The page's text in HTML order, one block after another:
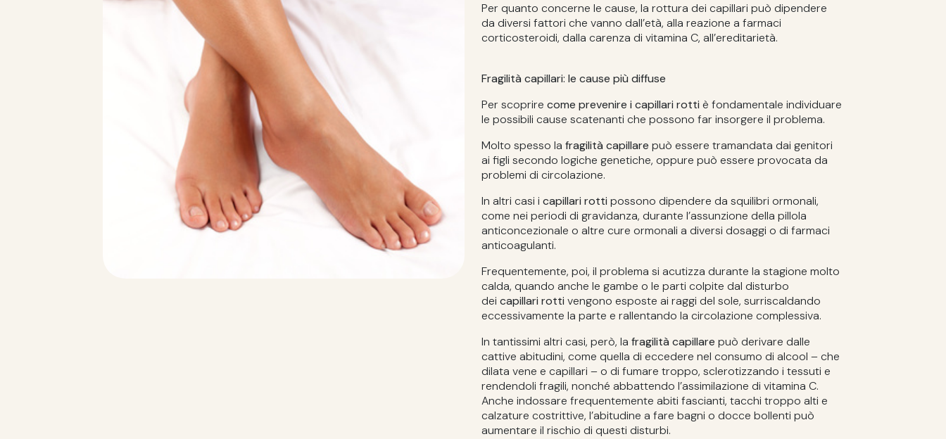
Per quanto concerne le cause, la rottura dei capillari può dipendere
da diversi fattori che vanno dall’età, alla reazione a farmaci
corticosteroidi, dalla carenza di vitamina C, all’ereditarietà.
Fragilità capillari: le cause più diffuse
Per scoprire come prevenire i capillari rotti è fondamentale individuare
le possibili cause scatenanti che possono far insorgere il problema.
Molto spesso la fragilità capillare può essere tramandata dai genitori
ai figli secondo logiche genetiche, oppure può essere provocata da
problemi di circolazione.
In altri casi i capillari rotti possono dipendere da squilibri ormonali,
come nei periodi di gravidanza, durante l’assunzione della pillola
anticoncezionale o altre cure ormonali a diversi dosaggi o di farmaci
anticoagulanti.
Frequentemente, poi, il problema si acutizza durante la stagione molto
calda, quando anche le gambe o le parti colpite dal disturbo
dei capillari rotti vengono esposte ai raggi del sole, surriscaldando
eccessivamente la parte e rallentando la circolazione complessiva.
In tantissimi altri casi, però, la fragilità capillare può derivare dalle
cattive abitudini, come quella di eccedere nel consumo di alcool – che
dilata vene e capillari – o di fumare troppo, sclerotizzando i tessuti e
rendendoli fragili, nonché abbattendo l’assimilazione di vitamina C.
Anche indossare frequentemente abiti fascianti, tacchi troppo alti e
calzature costrittive, l’abitudine a fare bagni o docce bollenti può
aumentare il rischio di questi disturbi.